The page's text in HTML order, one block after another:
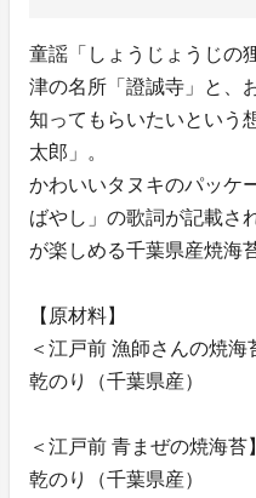
童謡「しょうじょうじの
津の名所「證誠寺」と、
知ってもらいたいという
太郎」。
かわいいタヌキのパッケ
ばやし」の歌詞が記載さ
が楽しめる千葉県産焼海
【原材料】
＜江戸前 漁師さんの焼海
乾のり（千葉県産）
＜江戸前 青まぜの焼海苔
乾のり（千葉県産）